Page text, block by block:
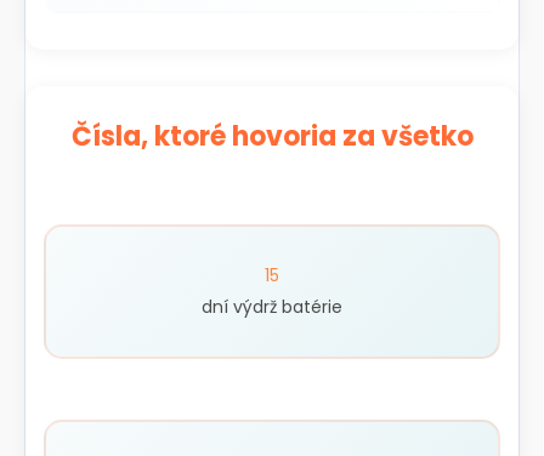
Čísla, ktoré hovoria za všetko
15
dní výdrž batérie